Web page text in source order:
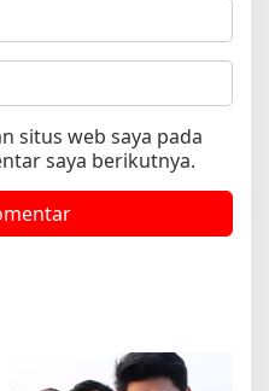
situs web saya pada
saya berikutnya.